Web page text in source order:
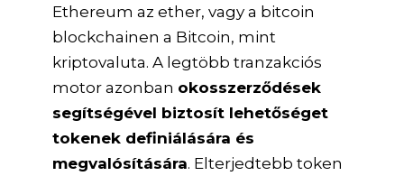
Ethereum az ether, vagy a bitcoin
blockchainen a Bitcoin, mint
kriptovaluta. A legtöbb tranzakciós
motor azonban okosszerződések
segítségével biztosít lehetőséget
tokenek definiálására és
megvalósítására. Elterjedtebb token